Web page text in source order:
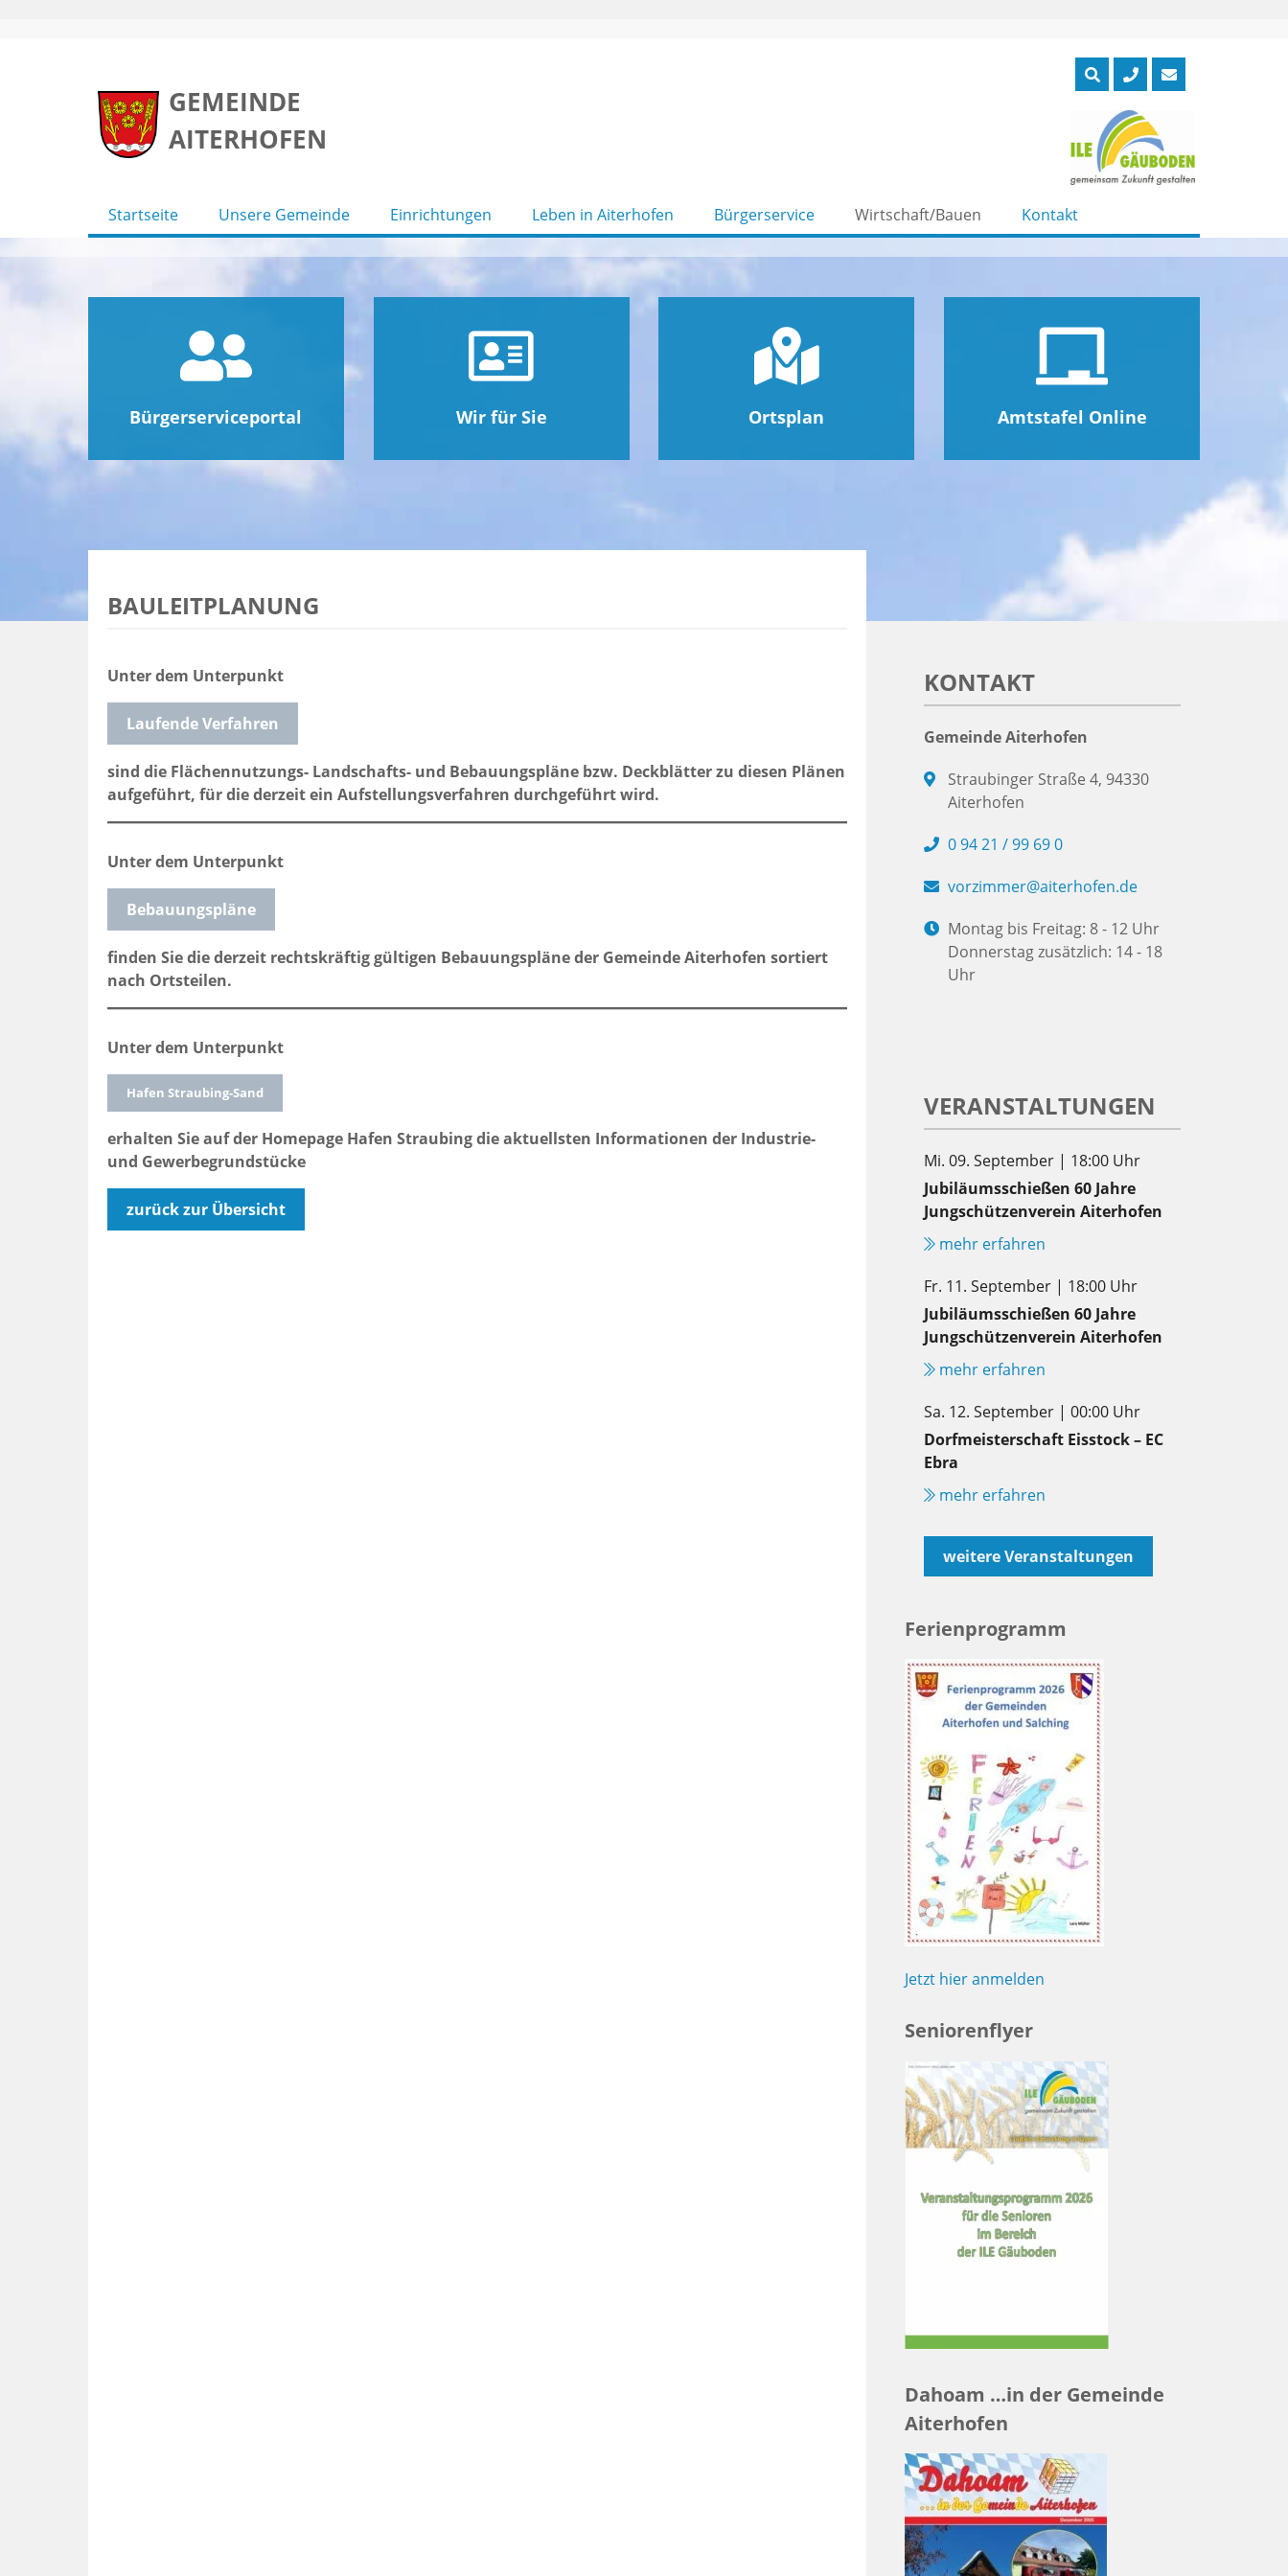
GEMEINDE
AITERHOFEN
Startseite Unsere Gemeinde Einrichtungen Leben in Aiterhofen Bürgerservice Wirtschaft/Bauen Kontakt
Bürgerserviceportal Wir für Sie Ortsplan Amtstafel Online
BAULEITPLANUNG
Unter dem Unterpunkt
Laufende Verfahren
sind die Flächennutzungs- Landschafts- und Bebauungspläne bzw. Deckblätter zu diesen Plänen
aufgeführt, für die derzeit ein Aufstellungsverfahren durchgeführt wird.
Unter dem Unterpunkt
Bebauungspläne
finden Sie die derzeit rechtskräftig gültigen Bebauungspläne der Gemeinde Aiterhofen sortiert
nach Ortsteilen.
Unter dem Unterpunkt
Hafen Straubing-Sand
erhalten Sie auf der Homepage Hafen Straubing die aktuellsten Informationen der Industrie-
und Gewerbegrundstücke
zurück zur Übersicht
KONTAKT
Gemeinde Aiterhofen
Straubinger Straße 4, 94330
Aiterhofen
0 94 21 / 99 69 0
vorzimmer@aiterhofen.de
Montag bis Freitag: 8 - 12 Uhr
Donnerstag zusätzlich: 14 - 18
Uhr
VERANSTALTUNGEN
Mi. 09. September | 18:00 Uhr
Jubiläumsschießen 60 Jahre
Jungschützenverein Aiterhofen
mehr erfahren
Fr. 11. September | 18:00 Uhr
Jubiläumsschießen 60 Jahre
Jungschützenverein Aiterhofen
mehr erfahren
Sa. 12. September | 00:00 Uhr
Dorfmeisterschaft Eisstock – EC
Ebra
mehr erfahren
weitere Veranstaltungen
Ferienprogramm
Jetzt hier anmelden
Seniorenflyer
Dahoam …in der Gemeinde
Aiterhofen